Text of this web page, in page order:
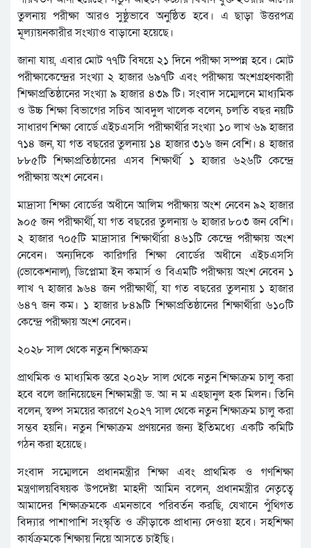
তুলনায় পরীক্ষা আরও সুষ্ঠুভাবে অনুষ্ঠিত হবে। এ ছাড়া উত্তরপত্র
মূল্যায়নকারীর সংখ্যাও বাড়ানো হয়েছে।
জানা যায়, এবার মোট ৭৭টি বিষয়ে ২১ দিনে পরীক্ষা সম্পন্ন হবে। মোট
পরীক্ষাকেন্দ্রের সংখ্যা ২ হাজার ৬৯৭টি এবং পরীক্ষায় অংশগ্রহণকারী
শিক্ষাপ্রতিষ্ঠানের সংখ্যা ৯ হাজার ৪৩৯ টি। সংবাদ সম্মেলনে মাধ্যমিক
ও উচ্চ শিক্ষা বিভাগের সচিব আবদুল খালেক বলেন, চলতি বছর নয়টি
সাধারণ শিক্ষা বোর্ডে এইচএসসি পরীক্ষার্থীর সংখ্যা ১০ লাখ ৬৯ হাজার
৭১৪ জন, যা গত বছরের তুলনায় ১৪ হাজার ৩১৬ জন বেশি। ৪ হাজার
৮৮৫টি শিক্ষাপ্রতিষ্ঠানের এসব শিক্ষার্থী ১ হাজার ৬২৬টি কেন্দ্রে
পরীক্ষায় অংশ নেবেন।
মাদ্রাসা শিক্ষা বোর্ডের অধীনে আলিম পরীক্ষায় অংশ নেবেন ৯২ হাজার
৯০৫ জন পরীক্ষার্থী, যা গত বছরের তুলনায় ৬ হাজার ৮০৩ জন বেশি।
২ হাজার ৭০৫টি মাদ্রাসার শিক্ষার্থীরা ৪৬১টি কেন্দ্রে পরীক্ষায় অংশ
নেবেন। অন্যদিকে কারিগরি শিক্ষা বোর্ডের অধীনে এইচএসসি
(ভোকেশনাল), ডিপ্লোমা ইন কমার্স ও বিএমটি পরীক্ষায় অংশ নেবেন ১
লাখ ৭ হাজার ৯৬৪ জন পরীক্ষার্থী, যা গত বছরের তুলনায় ১ হাজার
৬৪৭ জন কম। ১ হাজার ৮৪৯টি শিক্ষাপ্রতিষ্ঠানের শিক্ষার্থীরা ৬১০টি
কেন্দ্রে পরীক্ষায় অংশ নেবেন।
২০২৮ সাল থেকে নতুন শিক্ষাক্রম
প্রাথমিক ও মাধ্যমিক স্তরে ২০২৮ সাল থেকে নতুন শিক্ষাক্রম চালু করা
হবে বলে জানিয়েছেন শিক্ষামন্ত্রী ড. আ ন ম এহছানুল হক মিলন। তিনি
বলেন, স্বল্প সময়ের কারণে ২০২৭ সাল থেকে নতুন শিক্ষাক্রম চালু করা
সম্ভব হয়নি। নতুন শিক্ষাক্রম প্রণয়নের জন্য ইতিমধ্যে একটি কমিটি
গঠন করা হয়েছে।
সংবাদ সম্মেলনে প্রধানমন্ত্রীর শিক্ষা এবং প্রাথমিক ও গণশিক্ষা
মন্ত্রণালয়বিষয়ক উপদেষ্টা মাহদী আমিন বলেন, প্রধানমন্ত্রীর নেতৃত্বে
আমাদের শিক্ষাক্রমকে এমনভাবে পরিবর্তন করছি, যেখানে পুঁথিগত
বিদ্যার পাশাপাশি সংস্কৃতি ও ক্রীড়াকে প্রাধান্য দেওয়া হবে। সহশিক্ষা
কার্যক্রমকে শিক্ষায় নিয়ে আসতে চাইছি।